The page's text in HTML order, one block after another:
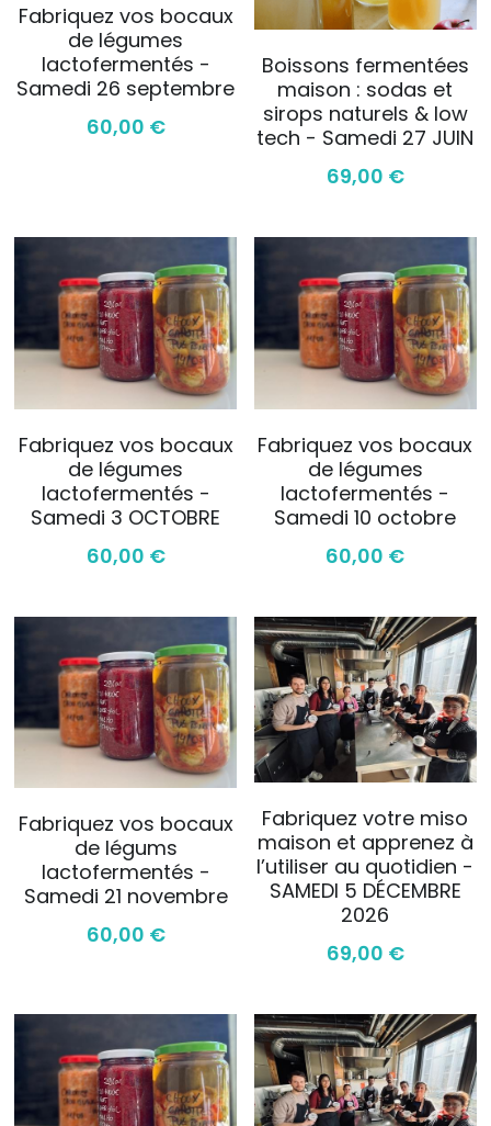
Fabriquez vos bocaux
de légumes
lactofermentés -
Samedi 26 septembre
60,00 €
Boissons fermentées
maison : sodas et
sirops naturels & low
tech - Samedi 27 JUIN
69,00 €
Fabriquez vos bocaux
de légumes
lactofermentés -
Samedi 3 OCTOBRE
60,00 €
Fabriquez vos bocaux
de légumes
lactofermentés -
Samedi 10 octobre
60,00 €
Fabriquez vos bocaux
de légums
lactofermentés -
Samedi 21 novembre
60,00 €
Fabriquez votre miso
maison et apprenez à
l’utiliser au quotidien -
SAMEDI 5 DÉCEMBRE
2026
69,00 €